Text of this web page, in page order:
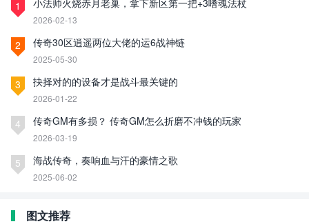
1 小法师火烧赤月老巢，拿下新区第一把+3嗜魂法杖
2026-02-13
2 传奇30区逍遥两位大佬的运6战神链
2025-05-30
3 抉择对的的设备才是战斗最关键的
2026-01-22
4 传奇GM有多损？ 传奇GM怎么折磨不冲钱的玩家
2026-03-19
5 海战传奇，奏响血与汗的豪情之歌
2025-06-02
图文推荐